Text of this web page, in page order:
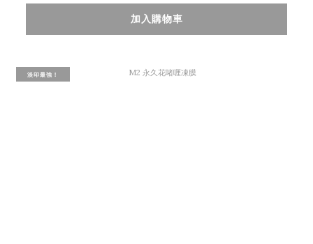
加入購物車
淡印最強！